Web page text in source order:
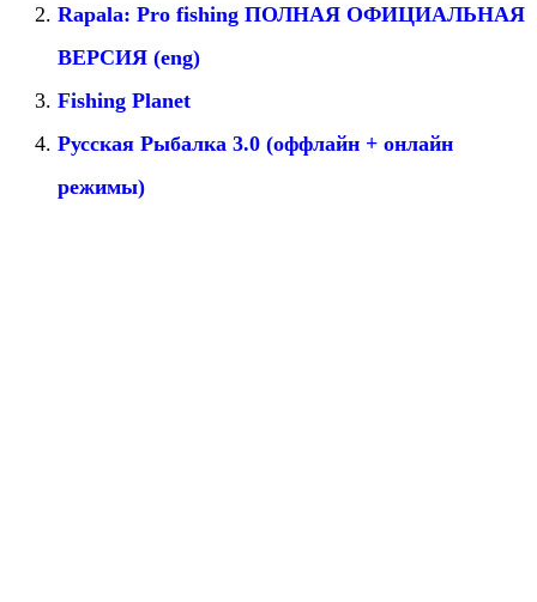
Rapala: Pro fishing ПОЛНАЯ ОФИЦИАЛЬНАЯ
ВЕРСИЯ (eng)
Fishing Planet
Русская Рыбалка 3.0 (оффлайн + онлайн
режимы)